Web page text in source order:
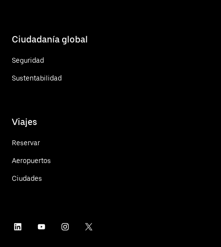
Ciudadanía global
Seguridad
Sustentabilidad
Viajes
Reservar
Aeropuertos
Ciudades